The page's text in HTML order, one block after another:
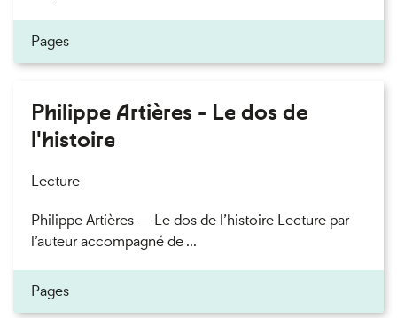
Pages
Philippe Artières - Le dos de
l'histoire
Lecture
Philippe Artières — Le dos de l’histoire Lecture par
l’auteur accompagné de ...
Pages